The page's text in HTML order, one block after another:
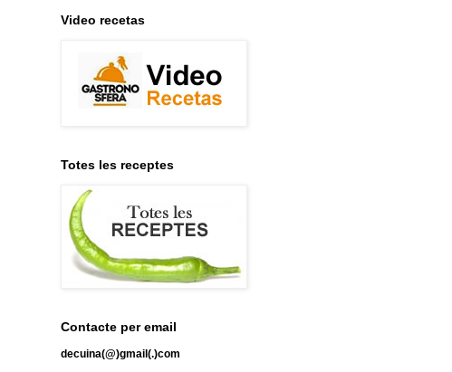
Video recetas
Totes les receptes
Contacte per email
decuina(@)gmail(.)com